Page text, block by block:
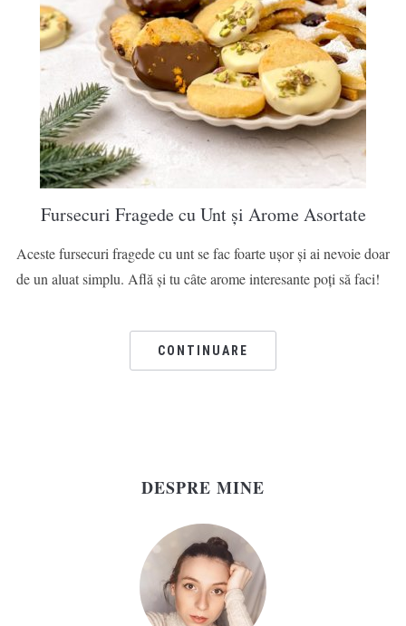
Fursecuri Fragede cu Unt și Arome Asortate
Aceste fursecuri fragede cu unt se fac foarte ușor și ai nevoie doar
de un aluat simplu. Află și tu câte arome interesante poți să faci!
CONTINUARE
DESPRE MINE